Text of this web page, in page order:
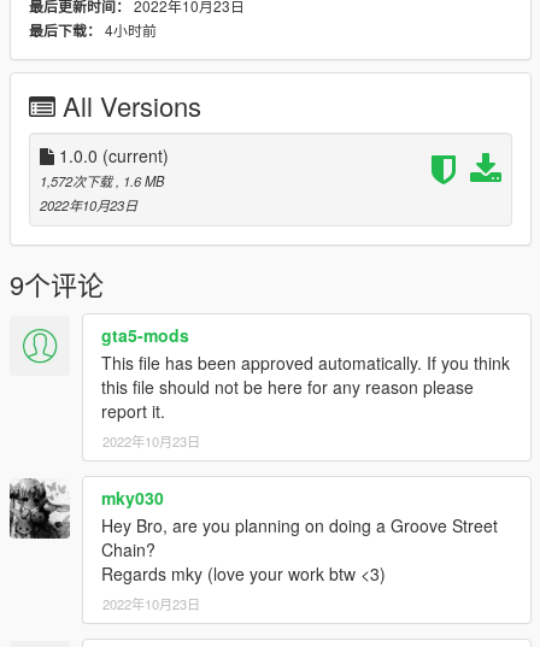
最后更新时间： 2022年10月23日
最后下载： 4小时前
All Versions
1.0.0 (current)
1,572次下载, 1.6 MB
2022年10月23日
9个评论
gta5-mods
This file has been approved automatically. If you think
this file should not be here for any reason please
report it.
2022年10月23日
mky030
Hey Bro, are you planning on doing a Groove Street
Chain?
Regards mky (love your work btw <3)
2022年10月23日